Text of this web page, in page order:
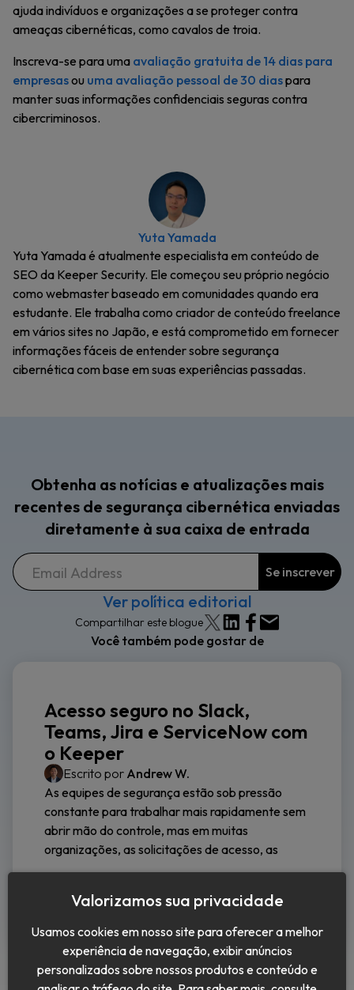
ajuda indivíduos e organizações a se proteger contra
ameaças cibernéticas, como cavalos de troia.
Inscreva-se para uma avaliação gratuita de 14 dias para
empresasou uma avaliação pessoal de 30 diaspara
manter suas informações confidenciais seguras contra
cibercriminosos.
Yuta Yamada
Yuta Yamada é atualmente especialista em conteúdo de
SEO da Keeper Security. Ele começou seu próprio negócio
como webmaster baseado em comunidades quando era
estudante. Ele trabalha como criador de conteúdo freelance
em vários sites no Japão, e está comprometido em fornecer
informações fáceis de entender sobre segurança
cibernética com base em suas experiências passadas.
Obtenha as notícias e atualizações mais
recentes de segurança cibernética enviadas
diretamente à sua caixa de entrada
Ver política editorial
Compartilhar este blogue
Você também pode gostar de
Acesso seguro no Slack,
Teams, Jira e ServiceNow com
o Keeper
Escrito por Andrew W.
As equipes de segurança estão sob pressão
constante para trabalhar mais rapidamente sem
abrir mão do controle, mas em muitas
organizações, as solicitações de acesso, as
Continuar a leitura
Valorizamos sua privacidade
Usamos cookies em nosso site para oferecer a melhor
experiência de navegação, exibir anúncios
personalizados sobre nossos produtos e conteúdo e